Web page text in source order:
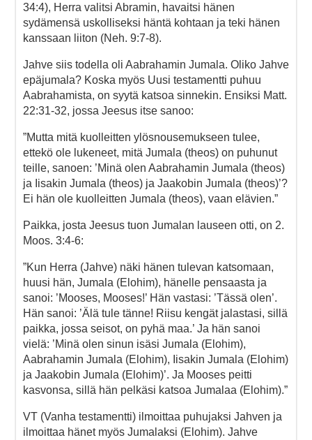
34:4), Herra valitsi Abramin, havaitsi hänen
sydämensä uskolliseksi häntä kohtaan ja teki hänen
kanssaan liiton (Neh. 9:7-8).
Jahve siis todella oli Aabrahamin Jumala. Oliko Jahve
epäjumala? Koska myös Uusi testamentti puhuu
Aabrahamista, on syytä katsoa sinnekin. Ensiksi Matt.
22:31-32, jossa Jeesus itse sanoo:
”Mutta mitä kuolleitten ylösnousemukseen tulee,
ettekö ole lukeneet, mitä Jumala (theos) on puhunut
teille, sanoen: ’Minä olen Aabrahamin Jumala (theos)
ja Iisakin Jumala (theos) ja Jaakobin Jumala (theos)’?
Ei hän ole kuolleitten Jumala (theos), vaan elävien.”
Paikka, josta Jeesus tuon Jumalan lauseen otti, on 2.
Moos. 3:4-6:
”Kun Herra (Jahve) näki hänen tulevan katsomaan,
huusi hän, Jumala (Elohim), hänelle pensaasta ja
sanoi: ’Mooses, Mooses!’ Hän vastasi: ’Tässä olen’.
Hän sanoi: ’Älä tule tänne! Riisu kengät jalastasi, sillä
paikka, jossa seisot, on pyhä maa.’ Ja hän sanoi
vielä: ’Minä olen sinun isäsi Jumala (Elohim),
Aabrahamin Jumala (Elohim), Iisakin Jumala (Elohim)
ja Jaakobin Jumala (Elohim)’. Ja Mooses peitti
kasvonsa, sillä hän pelkäsi katsoa Jumalaa (Elohim).”
VT (Vanha testamentti) ilmoittaa puhujaksi Jahven ja
ilmoittaa hänet myös Jumalaksi (Elohim). Jahve